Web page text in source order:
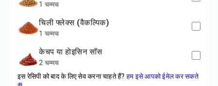
1 चम्मच
चिली फ्लेक्स (वैकल्पिक)
1 चम्मच
केचप या होइसिन सॉस
2 चम्मच
इस रेसिपी को बाद के लिए सेव करना चाहते हैं? हम इसे आपको ईमेल कर सकते